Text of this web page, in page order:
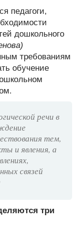
педагоги,
дошкольного
требованиям
обучение
речи в
тем,
и явления, а
связей
три